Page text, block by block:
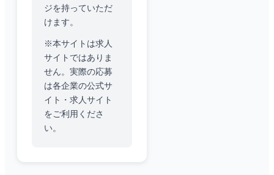
ジを持っていただ
けます。
※本サイトは求人
サイトではありま
せん。実際の応募
は各企業の公式サ
イト・求人サイト
をご利用くださ
い。